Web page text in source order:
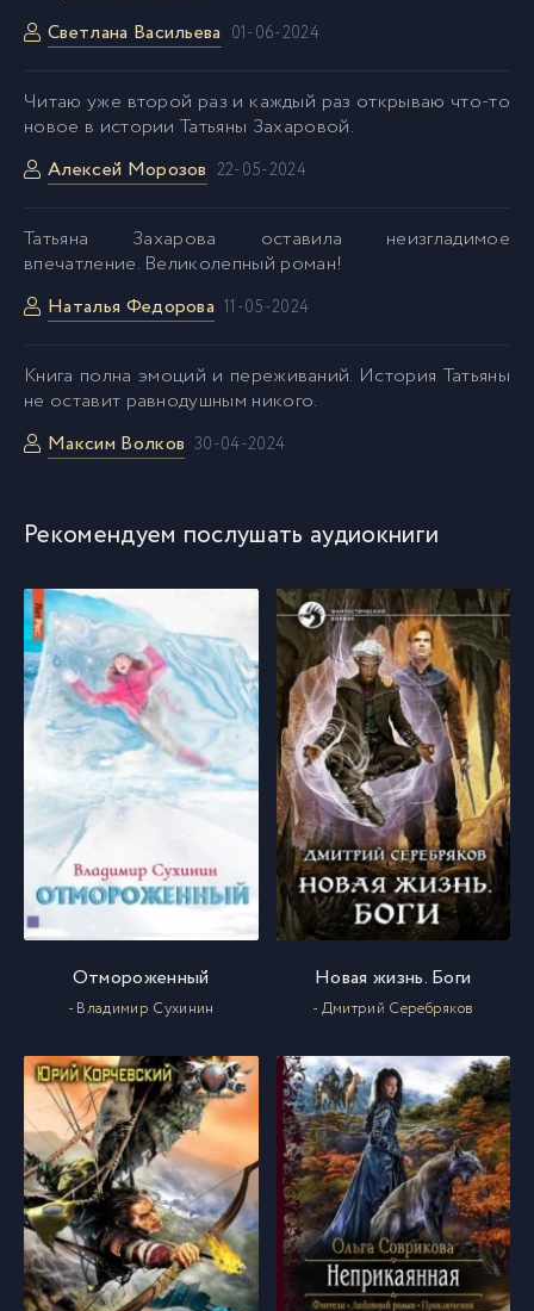
Светлана Васильева 01-06-2024
Читаю уже второй раз и каждый раз открываю что-то
новое в истории Татьяны Захаровой.
Алексей Морозов 22-05-2024
Татьяна Захарова оставила неизгладимое
впечатление. Великолепный роман!
Наталья Федорова 11-05-2024
Kнига полна эмоций и переживаний. История Татьяны
не оставит равнодушным никого.
Максим Волков 30-04-2024
Рекомендуем послушать аудиокниги
Отмороженный
- Владимир Сухинин
Новая жизнь. Боги
- Дмитрий Серебряков